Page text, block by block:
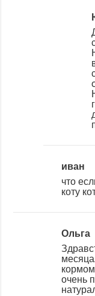
иван
что
коту
Ольга
кормом
очень